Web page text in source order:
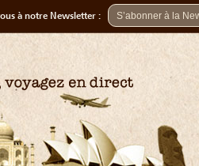
à notre Newsletter :